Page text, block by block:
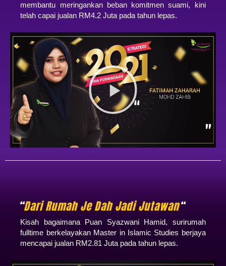
membantu meringankan beban komitmen suami, kini
telah capai jualan RM4.2 Juta pada tahun lepas.
“Dari Rumah Je Dah Jadi Jutawan“
Kisah bagaimana Puan Syazwani Hamid, surirumah
fulltime berkelayakan Master in Islamic Studies berjaya
mencapai jualan RM2.81 Juta pada tahun lepas.